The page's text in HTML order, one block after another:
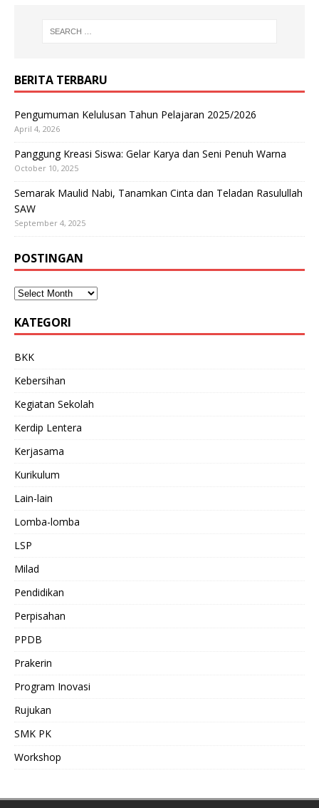
BERITA TERBARU
Pengumuman Kelulusan Tahun Pelajaran 2025/2026
April 4, 2026
Panggung Kreasi Siswa: Gelar Karya dan Seni Penuh Warna
October 10, 2025
Semarak Maulid Nabi, Tanamkan Cinta dan Teladan Rasulullah
SAW
September 4, 2025
POSTINGAN
KATEGORI
BKK
Kebersihan
Kegiatan Sekolah
Kerdip Lentera
Kerjasama
Kurikulum
Lain-lain
Lomba-lomba
LSP
Milad
Pendidikan
Perpisahan
PPDB
Prakerin
Program Inovasi
Rujukan
SMK PK
Workshop